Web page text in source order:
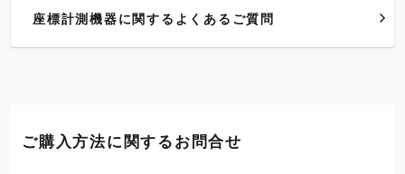
座標計測機器に関するよくあるご質問
ご購入方法に関するお問合せ